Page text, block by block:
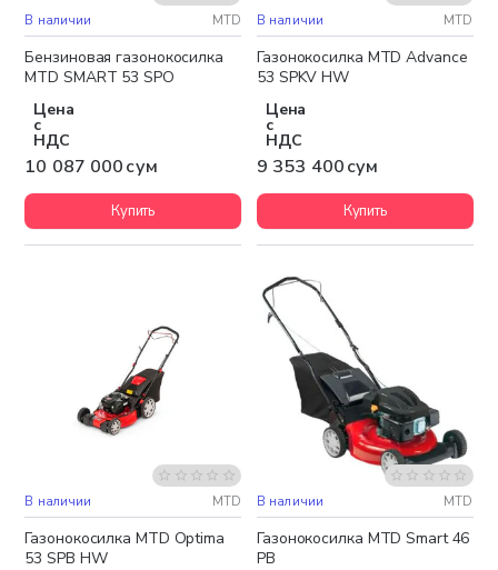
Бесплатная доставка
В наличии MTD
Бензиновая газонокосилка
MTD SMART 53 SPO
Цена
с
НДС
10 087 000 сум
Купить
Бесплатная доставка
В наличии MTD
Газонокосилка MTD Advance
53 SPKV HW
Цена
с
НДС
9 353 400 сум
Купить
Бесплатная доставка
В наличии MTD
Газонокосилка MTD Optima
53 SPB HW
Бесплатная доставка
В наличии MTD
Газонокосилка MTD Smart 46
PB